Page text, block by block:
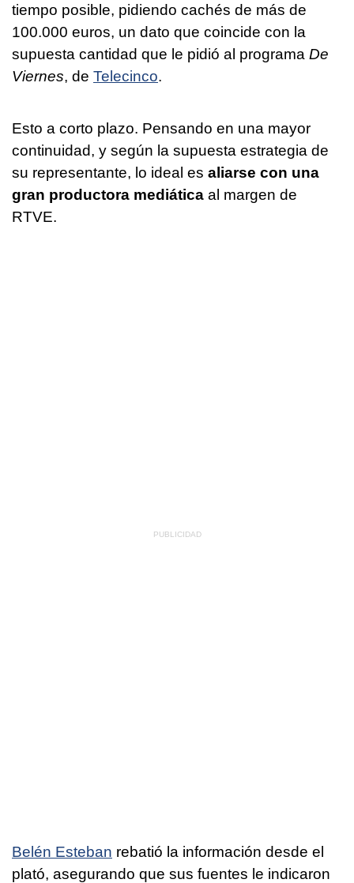
tiempo posible, pidiendo cachés de más de
100.000 euros, un dato que coincide con la
supuesta cantidad que le pidió al programa De
Viernes, de Telecinco.
Esto a corto plazo. Pensando en una mayor
continuidad, y según la supuesta estrategia de
su representante, lo ideal es aliarse con una
gran productora mediática al margen de
RTVE.
Belén Esteban rebatió la información desde el
plató, asegurando que sus fuentes le indicaron